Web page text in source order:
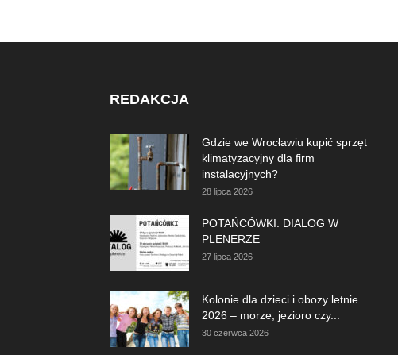
REDAKCJA
Gdzie we Wrocławiu kupić sprzęt
klimatyzacyjny dla firm
instalacyjnych?
28 lipca 2026
POTAŃCÓWKI. DIALOG W
PLENERZE
27 lipca 2026
Kolonie dla dzieci i obozy letnie
2026 – morze, jezioro czy...
30 czerwca 2026